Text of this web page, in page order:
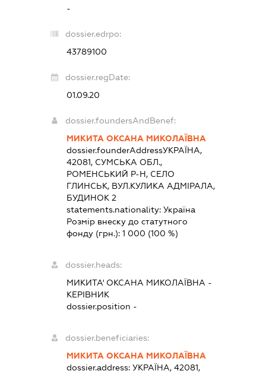
-
dossier.edrpo:
43789100
dossier.regDate:
01.09.20
dossier.foundersAndBenef:
МИКИТА ОКСАНА МИКОЛАЇВНА
dossier.founderAddressУКРАЇНА,
42081, СУМСЬКА ОБЛ.,
РОМЕНСЬКИЙ Р-Н, СЕЛО
ГЛИНСЬК, ВУЛ.КУЛИКА АДМІРАЛА,
БУДИНОК 2
statements.nationality: Україна
Розмір внеску до статутного
фонду (грн.): 1 000 (100 %)
dossier.heads:
МИКИТА' ОКСАНА МИКОЛАЇВНА -
КЕРІВНИК
dossier.position -
dossier.beneficiaries:
МИКИТА ОКСАНА МИКОЛАЇВНА
dossier.address: УКРАЇНА, 42081,